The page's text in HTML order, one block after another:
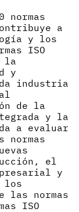
normas
a
y los
ISO
la
y
industria
de la
y la
a evaluar
el
y
los
las normas
ISO